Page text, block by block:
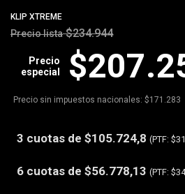
KLIP XTREME
Precio lista $234.944
Precio
especial
Precio sin impuestos nacionales: $171.283
3 cuotas de $105.724,8 (PTF:
6 cuotas de $56.778,13 (PTF: